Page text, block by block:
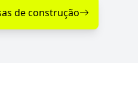
de construção